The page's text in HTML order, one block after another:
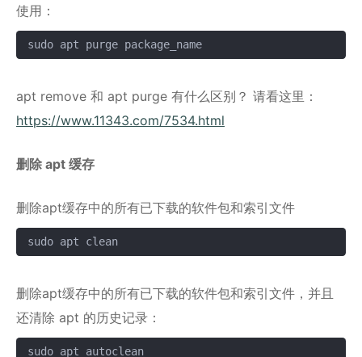
使用：
sudo apt purge package_name
apt remove 和 apt purge 有什么区别？ 请看这里：
https://www.11343.com/7534.html
删除 apt 缓存
删除apt缓存中的所有已下载的软件包和索引文件
sudo apt clean
删除apt缓存中的所有已下载的软件包和索引文件，并且
还清除 apt 的历史记录：
sudo apt autoclean